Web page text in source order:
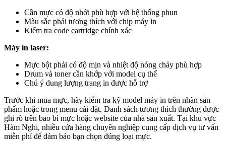
Cần mực có độ nhớt phù hợp với hệ thống phun
Màu sắc phải tương thích với chip máy in
Kiểm tra code cartridge chính xác
Máy in laser:
Mực bột phải có độ mịn và nhiệt độ nóng chảy phù hợp
Drum và toner cần khớp với model cụ thể
Chú ý dung lượng trang in được hỗ trợ
Trước khi mua mực, hãy kiểm tra kỹ model máy in trên nhãn sản
phẩm hoặc trong menu cài đặt. Danh sách tương thích thường được
ghi rõ trên bao bì mực hoặc website của nhà sản xuất. Tại khu vực
Hàm Nghi, nhiều cửa hàng chuyên nghiệp cung cấp dịch vụ tư vấn
miễn phí để đảm bảo bạn chọn đúng loại mực.